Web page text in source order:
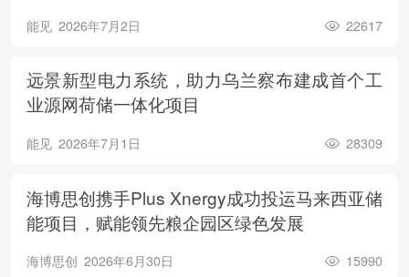
能见 2026年7月2日 22617
远景新型电力系统，助力乌兰察布建成首个工
业源网荷储一体化项目
能见 2026年7月1日 28309
海博思创携手Plus Xnergy成功投运马来西亚储
能项目，赋能领先粮企园区绿色发展
海博思创 2026年6月30日 15990